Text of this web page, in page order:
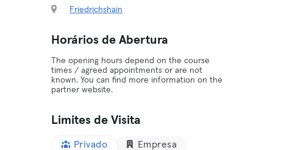
Friedrichshain
Horários de Abertura
The opening hours depend on the course
times / agreed appointments or are not
known. You can find more information on the
partner website.
Limites de Visita
Privado Empresa